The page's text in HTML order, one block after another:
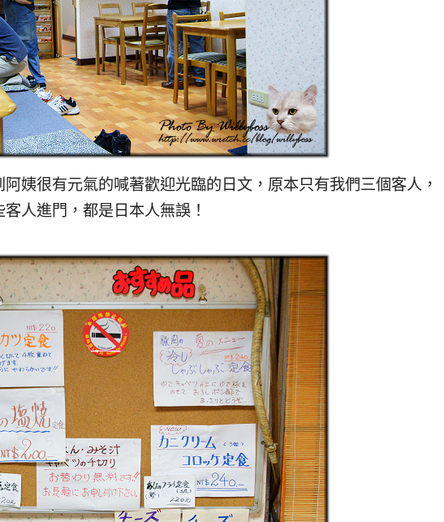
很有元氣的喊著歡迎光臨的日文，原本只有我們三個客人，
人進門，都是日本人無誤！